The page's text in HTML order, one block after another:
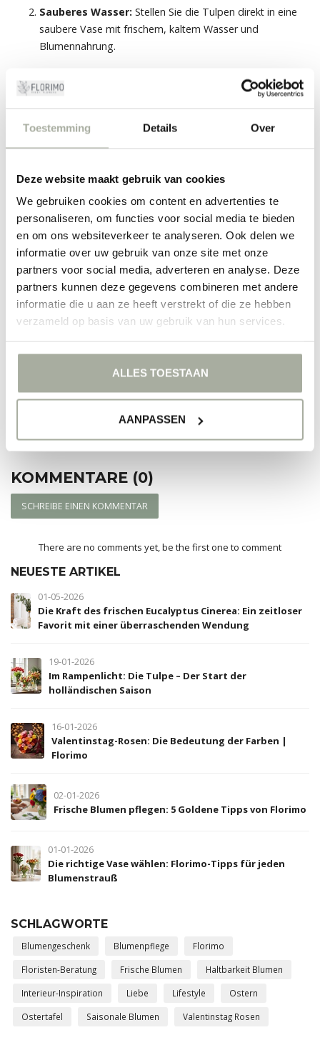
Toestemming Details Over
Deze website maakt gebruik van cookies
We gebruiken cookies om content en advertenties te
personaliseren, om functies voor social media te bieden
en om ons websiteverkeer te analyseren. Ook delen we
informatie over uw gebruik van onze site met onze
partners voor social media, adverteren en analyse. Deze
partners kunnen deze gegevens combineren met andere
informatie die u aan ze heeft verstrekt of die ze hebben
verzameld op basis van uw gebruik van hun services.
ALLES TOESTAAN
AANPASSEN
Sauberes Wasser: Stellen Sie die Tulpen direkt in eine
saubere Vase mit frischem, kaltem Wasser und
Blumennahrung.
Tulpen trinken viel, aber nicht zu viel auf
einmal. Eine Wasserhöhe von 5-10 cm reicht aus, damit
Der Nadel-Trick:Ein kleiner Piks mit einer Nadel direkt
unter dem Blütenkopf kann helfen, das schnelle
Durchschießen der Tulpen zu bremsen.
FEIERN SIE DEN FRÜHLING MIT
FLORIMO
Die Tulpensaison ist die schönste Zeit des Jahres. Ob Sie sich
Blumengeschenk
entscheiden: Mit Tulpen holen Sie sich das
Entdecken Sie hier unsere Kollektion holländischer
Tulpen und bestellen Sie direkt bei Florimo!
KOMMENTARE (0)
SCHREIBE EINEN KOMMENTAR
There are no comments yet, be the first one to comment
NEUESTE ARTIKEL
01-05-2026
Die Kraft des frischen Eucalyptus Cinerea: Ein zeitloser
Favorit mit einer überraschenden Wendung
19-01-2026
Im Rampenlicht: Die Tulpe – Der Start der
holländischen Saison
16-01-2026
Valentinstag-Rosen: Die Bedeutung der Farben |
Florimo
02-01-2026
Frische Blumen pflegen: 5 Goldene Tipps von Florimo
01-01-2026
Die richtige Vase wählen: Florimo-Tipps für jeden
Blumenstrauß
SCHLAGWORTE
Blumengeschenk Blumenpflege Florimo
Floristen-Beratung Frische Blumen Haltbarkeit Blumen
Interieur-Inspiration Liebe Lifestyle Ostern
Ostertafel Saisonale Blumen Valentinstag Rosen